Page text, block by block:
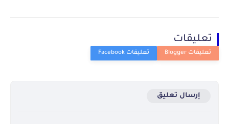
تعليقات
إرسال تعليق